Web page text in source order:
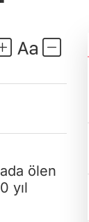
ölen
yıl